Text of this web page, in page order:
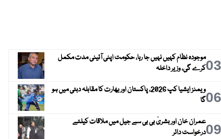
03موجودہ نظام کہیں نہیں جا رہا، حکومت اپنی آئینی مدت مکمل
کرے گی، وزیر داخلہ
06
ویمنز ایشیا کپ 2026، پاکستان اور بھارت کا مقابلہ دبئی میں ہو
گا
09عمران خان اور بشریٰ بی بی سے جیل میں ملاقات کیلئے
درخواست دائر